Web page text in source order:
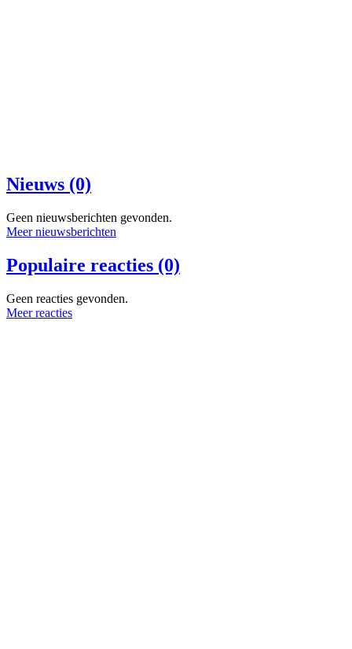
Nieuws (0)
Geen nieuwsberichten gevonden.
Meer nieuwsberichten
Populaire reacties (0)
Geen reacties gevonden.
Meer reacties